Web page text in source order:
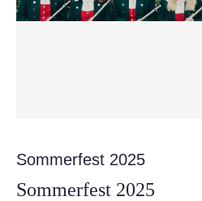
JUGEND
Sommerfest 2025
Sommerfest 2025